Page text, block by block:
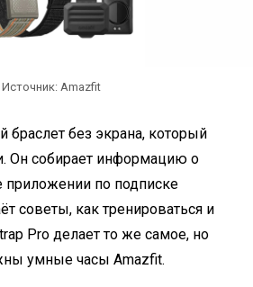
Источник: Amazfit
браслет без экрана, который
Он собирает информацию о
приложении по подписке
советы, как тренироваться и
Pro делает то же самое, но
умные часы Amazfit.